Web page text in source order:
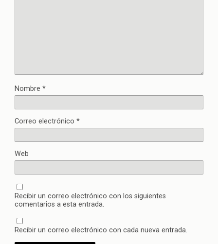
Nombre *
Correo electrónico *
Web
Recibir un correo electrónico con los siguientes
comentarios a esta entrada.
Recibir un correo electrónico con cada nueva entrada.